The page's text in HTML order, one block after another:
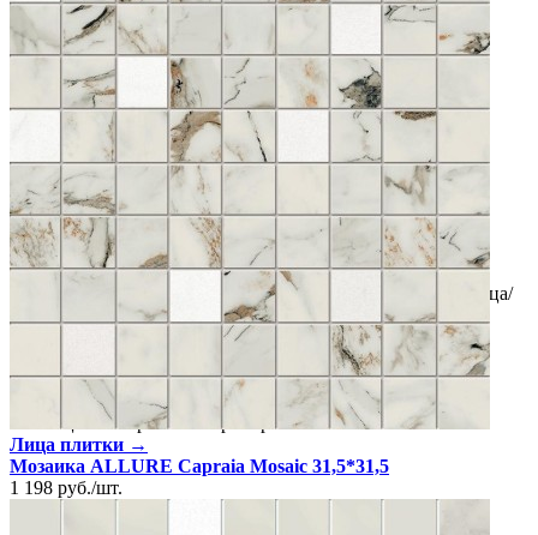
Россия
ПроизводительAtlas Concord Russia
КоллекцияAtlas Concorde ALLURE
Тип плиткиНастенная, Напольная
Размеры
Размеры
60х60 см
9 мм
Ширина60 см
Длина 60 см
Площадь в упаковке 1.08 кв. м.
Вес 1 упаковки
23.76 кг
Количество в коробке, шт.
Свойства
Холл и прихожая, Ванная комната, Кухня, Улица/
РектификацияДа
Черный
Имитация поверхности
Лица плитки →
Мозаика ALLURE Capraia Mosaic 31,5*31,5
1 198 руб./шт.